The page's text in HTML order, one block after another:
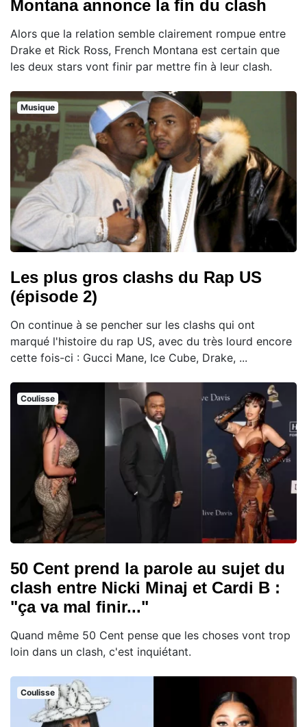
Montana annonce la fin du clash
Alors que la relation semble clairement rompue entre
Drake et Rick Ross, French Montana est certain que
les deux stars vont finir par mettre fin à leur clash.
Musique
Les plus gros clashs du Rap US
(épisode 2)
On continue à se pencher sur les clashs qui ont
marqué l'histoire du rap US, avec du très lourd encore
cette fois-ci : Gucci Mane, Ice Cube, Drake, ...
Coulisse
50 Cent prend la parole au sujet du
clash entre Nicki Minaj et Cardi B :
"ça va mal finir..."
Quand même 50 Cent pense que les choses vont trop
loin dans un clash, c'est inquiétant.
Coulisse